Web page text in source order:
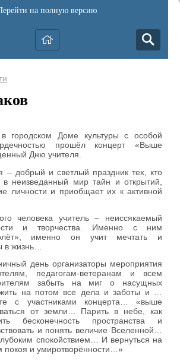
на полную версию
Доме культуры с особой
прошёл концерт «Выше
Дню учителя.
добрый и светлый праздник тех, кто
в неизведанный мир тайн и открытий,
личности и приобщает их к активной
учитель – неиссякаемый
и творчества. Именно с ним
именно он учит мечтать и
в жизнь…
день организаторы мероприятия
педагогам-ветеранам и всем
забыть на миг о насущных
на потом все дела и заботы и …
с участниками концерта… «выше
от земли… Парить в небе, как
бесконечность пространства и
и понять величие Вселенной…
спокойствием… И вернуться на
покоя и умиротворённости…»